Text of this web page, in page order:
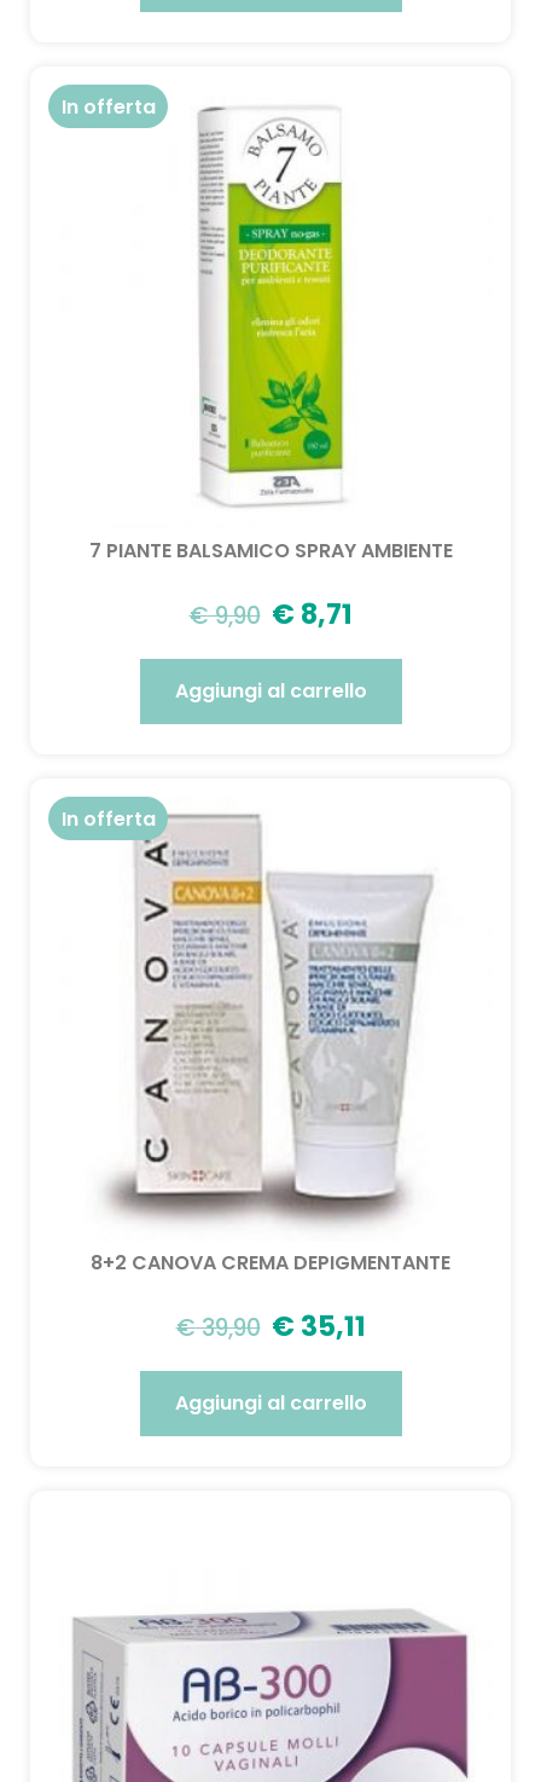
In offerta
7 PIANTE BALSAMICO SPRAY AMBIENTE
€9,90 € 8,71
Aggiungi al carrello
In offerta
8+2 CANOVA CREMA DEPIGMENTANTE
€39,90 € 35,11
Aggiungi al carrello